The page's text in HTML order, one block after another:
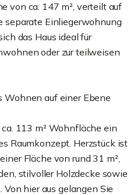
von ca. 147 m², verteilt auf
separate Einliegerwohnung
das Haus ideal für
oder zur teilweisen
Wohnen auf einer Ebene
113 m² Wohnfläche ein
Raumkonzept. Herzstück ist
Fläche von rund 31 m²,
stilvoller Holzdecke sowie
hier aus gelangen Sie